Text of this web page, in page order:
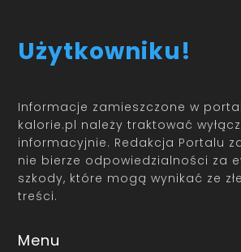
Użytkowniku!
Informacje zamieszczone w
kalorie.pl należy traktować
informacyjnie. Redakcja Portalu
nie bierze odpowiedzialności za
szkody, które mogą wynikać ze
treści.
Menu